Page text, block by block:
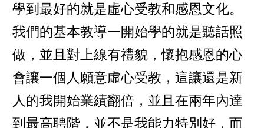
學到最好的就是虛心受教和感恩文化。
我們的基本教導一開始學的就是聽話照
做，並且對上線有禮貌，懷抱感恩的心
會讓一個人願意虛心受教，這讓還是新
人的我開始業績翻倍，並且在兩年內達
到最高聘階，並不是我能力特別好，而